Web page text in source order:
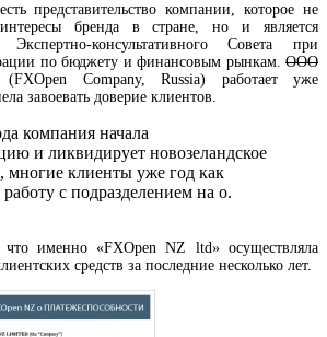
представительство компании, которое не
интересы бренда в стране, но и является
консультативного Совета при
по бюджету и финансовым рынкам. ООО
Company, Russia) работает уже
завоевать доверие клиентов.
компания начала
и ликвидирует новозеландское
многие клиенты уже год как
с подразделением на о.
именно «FXOpen NZ ltd» осуществляла
средств за последние несколько лет.